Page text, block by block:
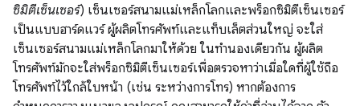
ซิมิตีเซ็นเซอร์) เซ็นเซอร์สนามแม่เหล็กโลกและพร็อกซิมิตีเซ็นเซอร์
เป็นแบบฮาร์ดแวร์ ผู้ผลิตโทรศัพท์และแท็บเล็ตส่วนใหญ่ จะใส่
เซ็นเซอร์สนามแม่เหล็กโลกมาให้ด้วย ในทำนองเดียวกัน ผู้ผลิต
โทรศัพท์มักจะใส่พร็อกซิมิตีเซ็นเซอร์เพื่อตรวจหาว่าเมื่อใดที่ผู้ใช้ถือ
โทรศัพท์ไว้ใกล้ใบหน้า (เช่น ระหว่างการโทร) หากต้องการ